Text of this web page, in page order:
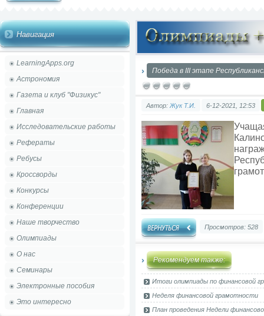
Навигация
LearningApps.org
Астрономия
Газета и клуб "Физикус"
Главная
Исследовательские работы
Рефераты
Ребусы
Кроссворды
Конкурсы
Конференции
Наше творчество
Олимпиады
О нас
Семинары
Электронные пособия
Это интересно
Победа в III этапе
Автор: Жук Т.И. 6-12-2021, 12:53
Просмотров: 528
Рекомендуем также:
Итоги олимпиады по финансовой
Неделя финансовой грамотности
План проведения Недели